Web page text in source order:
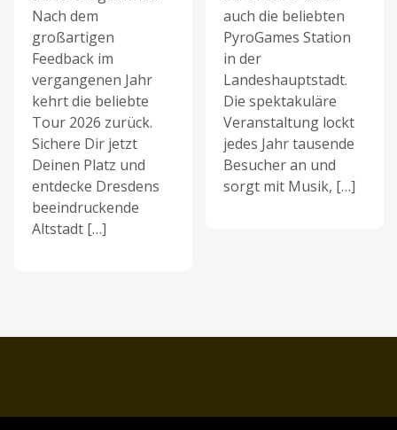
Nach dem
großartigen
Feedback im
vergangenen Jahr
kehrt die beliebte
Tour 2026 zurück.
Sichere Dir jetzt
Deinen Platz und
entdecke Dresdens
beeindruckende
Altstadt […]
auch die beliebten
PyroGames Station
in der
Landeshauptstadt.
Die spektakuläre
Veranstaltung lockt
jedes Jahr tausende
Besucher an und
sorgt mit Musik, […]